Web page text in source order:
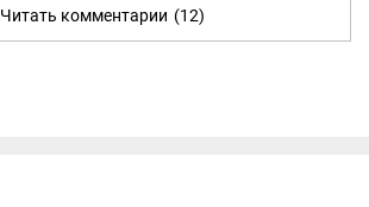
Читать комментарии (12)